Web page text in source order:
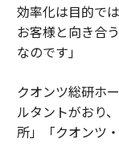
効率化は目的で
お客様と向き合
なのです」
クオンツ総研ホ
ルタントがおり
所」「クオンツ